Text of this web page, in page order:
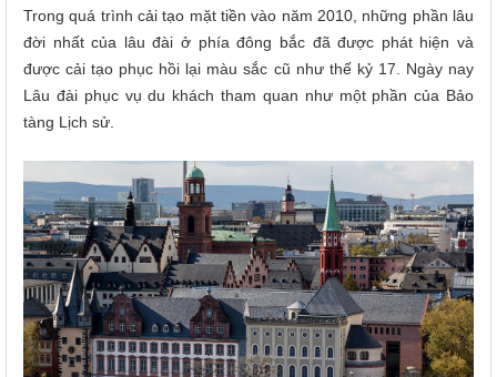
Trong quá trình cải tạo mặt tiền vào năm 2010, những phần lâu
đời nhất của lâu đài ở phía đông bắc đã được phát hiện và
được cải tạo phục hồi lại màu sắc cũ như thế kỷ 17. Ngày nay
Lâu đài phục vụ du khách tham quan như một phần của Bảo
tàng Lịch sử.